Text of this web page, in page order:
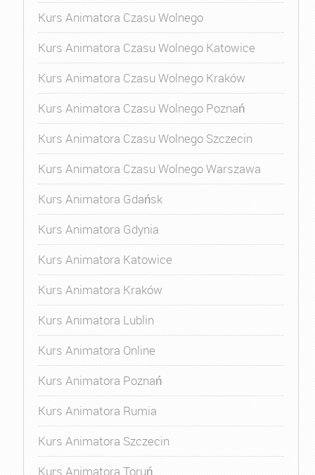
Kurs Animatora Czasu Wolnego
Kurs Animatora Czasu Wolnego Katowice
Kurs Animatora Czasu Wolnego Kraków
Kurs Animatora Czasu Wolnego Poznań
Kurs Animatora Czasu Wolnego Szczecin
Kurs Animatora Czasu Wolnego Warszawa
Kurs Animatora Gdańsk
Kurs Animatora Gdynia
Kurs Animatora Katowice
Kurs Animatora Kraków
Kurs Animatora Lublin
Kurs Animatora Online
Kurs Animatora Poznań
Kurs Animatora Rumia
Kurs Animatora Szczecin
Kurs Animatora Toruń